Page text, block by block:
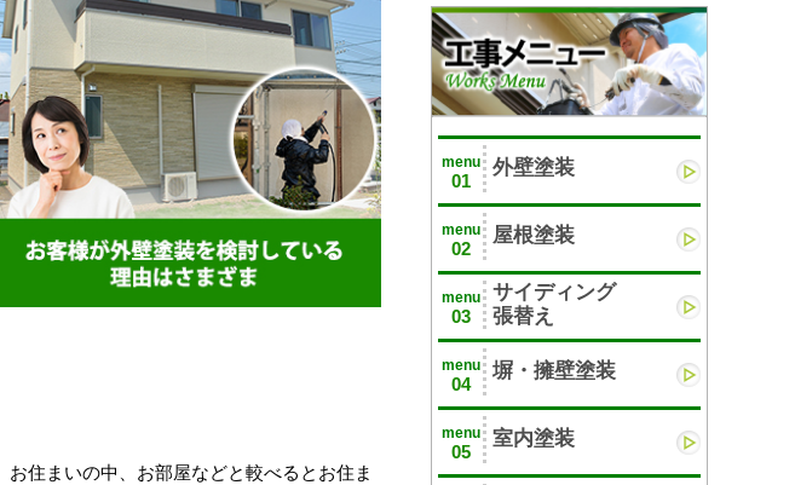
お住まいの中、お部屋などと較べるとお住ま
menu
01
外壁塗装
menu
02
屋根塗装
menu
03
サイディング
張替え
menu
04
塀・擁壁塗装
menu
05
室内塗装